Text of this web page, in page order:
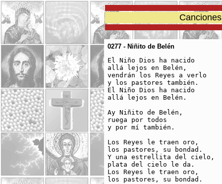
0277 - Niñito de Belén
El Niño Dios ha nacido
allá lejos en Belén,
vendrán los Reyes a verlo
y los pastores también.
El Niño Dios ha nacido
allá lejos en Belén.
Ay Niñito de Belén,
ruega por todos
y por mí también.
Los Reyes le traen oro,
los pastores, su bondad.
Y una estrellita del cielo,
plata del cielo le da.
Los Reyes le traen oro,
los pastores, su bondad.